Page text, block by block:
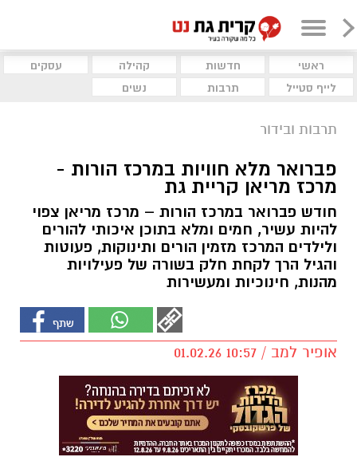
ראשי חדשות קהילה
עסקים
לייף סטייל
תרבות נשים
תרבות ובידור
פברואר מלא חוויות במרכז הורות -
מרכז מריאן קריית גת
חודש פברואר במרכז הורות – מרכז מריאן צפוי
להיות עשיר, חמים ומלא בתוכן איכותי להורים
ולילדים המרכז מזמין הורים ותינוקות, פעוטות
והגיל הרך לקחת חלק בשורה של פעילויות
מהנות, חינוכיות ומעשירות
אופיר למב / 10:57 01.02.26